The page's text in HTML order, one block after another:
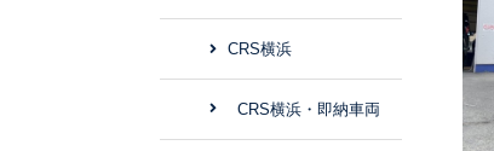
CRS横浜
CRS横浜・即納車両